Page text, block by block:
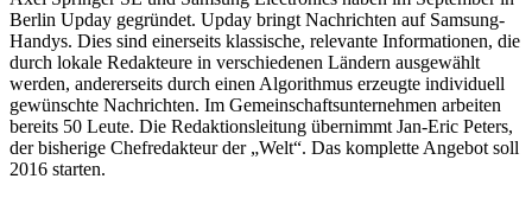
Berlin Upday gegründet. Upday bringt Nachrichten auf Samsung-
Handys. Dies sind einerseits klassische, relevante Informationen, die
durch lokale Redakteure in verschiedenen Ländern ausgewählt
werden, andererseits durch einen Algorithmus erzeugte individuell
gewünschte Nachrichten. Im Gemeinschaftsunternehmen arbeiten
bereits 50 Leute. Die Redaktionsleitung übernimmt Jan-Eric Peters,
der bisherige Chefredakteur der „Welt“. Das komplette Angebot soll
2016 starten.